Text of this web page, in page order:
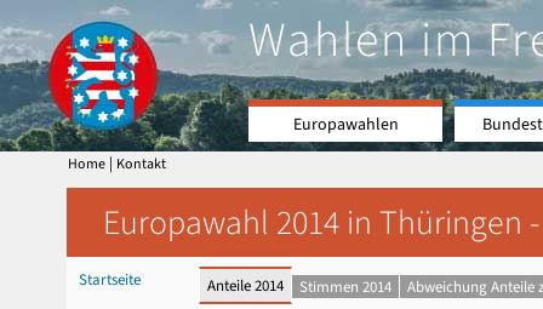
Wahlen im
Europawahlen
Home | Kontakt
Europawahl 2014 in Thüringen
Startseite
Anteile 2014 Stimmen 2014 Abweichung Anteile